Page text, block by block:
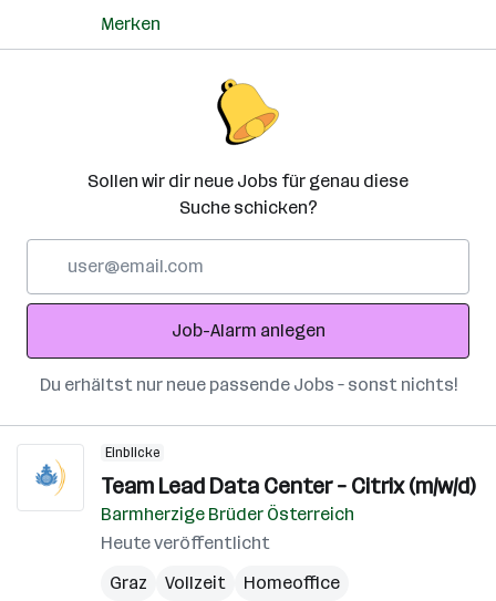
Merken
Sollen wir dir neue Jobs für genau diese
Suche schicken?
Adresse
Job-Alarm anlegen
Du erhältst nur neue passende Jobs – sonst nichts!
Einblicke
Team Lead Data Center – Citrix (m/w/d)
Barmherzige Brüder Österreich
Heute veröffentlicht
Graz
Vollzeit
Homeoffice